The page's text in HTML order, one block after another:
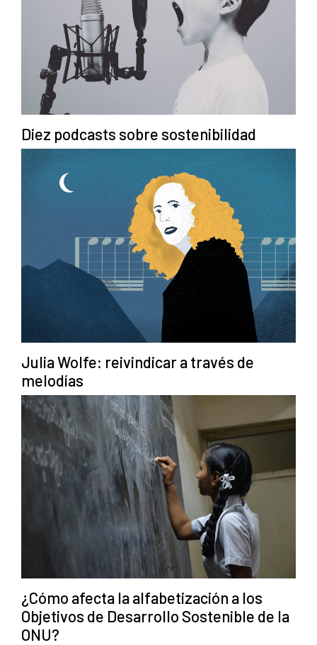
Diez podcasts sobre sostenibilidad
Julia Wolfe: reivindicar a través de
melodías
¿Cómo afecta la alfabetización a los
Objetivos de Desarrollo Sostenible de la
ONU?